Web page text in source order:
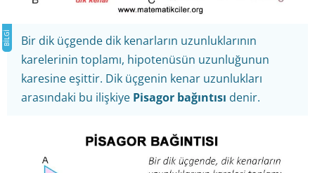
Bir dik üçgende dik kenarların uzunluklarının
karelerinin toplamı, hipotenüsün uzunluğunun
karesine eşittir. Dik üçgenin kenar uzunlukları
arasındaki bu ilişkiye Pisagor bağıntısı denir.